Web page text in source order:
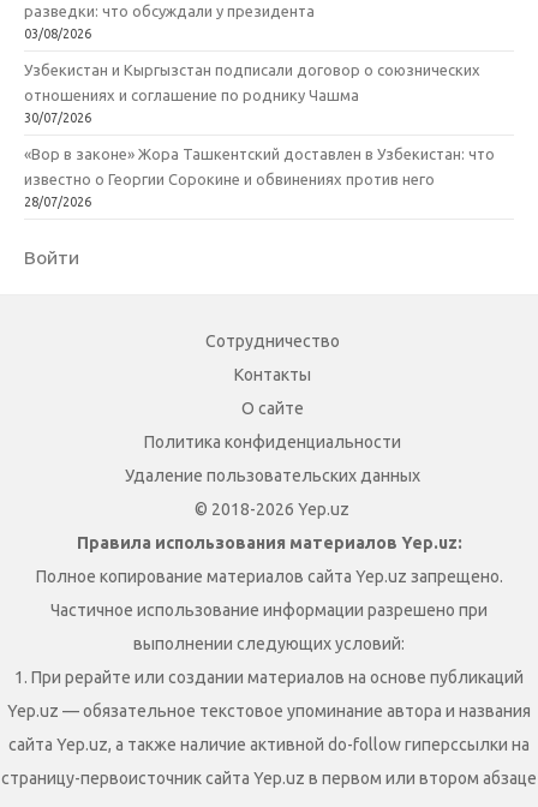
разведки: что обсуждали у президента
03/08/2026
Узбекистан и Кыргызстан подписали договор о союзнических
отношениях и соглашение по роднику Чашма
30/07/2026
«Вор в законе» Жора Ташкентский доставлен в Узбекистан: что
известно о Георгии Сорокине и обвинениях против него
28/07/2026
Войти
Сотрудничество
Контакты
О сайте
Политика конфиденциальности
Удаление пользовательских данных
© 2018-2026 Yep.uz
Правила использования материалов Yep.uz:
Полное копирование материалов сайта Yep.uz запрещено.
Частичное использование информации разрешено при
выполнении следующих условий:
1. При рерайте или создании материалов на основе публикаций
Yep.uz — обязательное текстовое упоминание автора и названия
сайта Yep.uz, а также наличие активной do-follow гиперссылки на
страницу-первоисточник сайта Yep.uz в первом или втором абзаце